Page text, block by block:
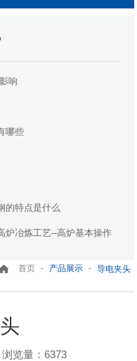
响
哪些
的特点是什么
炉冶炼工艺--高炉基本操作
首页 - 产品展示 - 导电夹头
浏览量：6373